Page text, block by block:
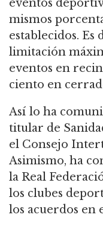
eventos
mismos
establecidos. Es
limitación
eventos en
ciento en
Así lo ha
titular de
el Consejo
Asimismo, ha
la Real
los clubes
los acuerdos en